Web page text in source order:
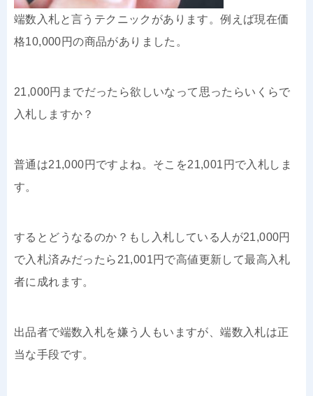
端数入札と言うテクニックがあります。例えば現在価
格10,000円の商品がありました。
21,000円までだったら欲しいなって思ったらいくらで
入札しますか？
普通は21,000円ですよね。そこを21,001円で入札しま
す。
するとどうなるのか？もし入札している人が21,000円
で入札済みだったら21,001円で高値更新して最高入札
者に成れます。
出品者で端数入札を嫌う人もいますが、端数入札は正
当な手段です。